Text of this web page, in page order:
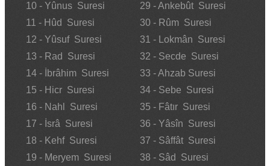
10 - Yûnus Suresi
11 - Hûd Suresi
12 - Yûsuf Suresi
13 - Rad Suresi
14 - İbrâhim Suresi
15 - Hicr Suresi
16 - Nahl Suresi
17 - İsrâ Suresi
18 - Kehf Suresi
19 - Meryem Suresi
29 - Ankebût Suresi
30 - Rûm Suresi
31 - Lokmân Suresi
32 - Secde Suresi
33 - Ahzab Suresi
34 - Sebe Suresi
35 - Fâtır Suresi
36 - Yâsîn Suresi
37 - Sâffât Suresi
38 - Sâd Suresi